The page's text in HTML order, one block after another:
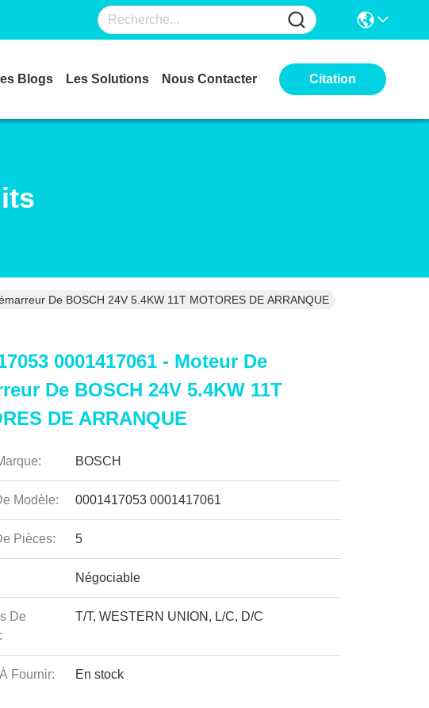
Blogs Les Solutions Nous Contacter Citation
De BOSCH 24V 5.4KW 11T MOTORES DE ARRANQUE
0001417061 - Moteur De
De BOSCH 24V 5.4KW 11T
DE ARRANQUE
BOSCH
Modèle: 0001417053 0001417061
Pièces: 5
Négociable
De
T/T, WESTERN UNION, L/C, D/C
Fournir: En stock